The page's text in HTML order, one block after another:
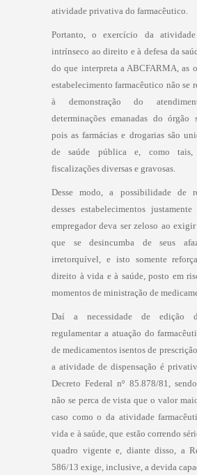
atividade privativa do farmacêutico.
Portanto, o exercício da
intrínseco ao direito e à defesa da
do que interpreta a ABCFARMA, as
estabelecimento farmacêutico não se
à demonstração do
determinações emanadas do órgão
pois as farmácias e drogarias são
de saúde pública e, como
fiscalizações diversas e gravosas.
Desse modo, a possibilidade de
desses estabelecimentos
empregador deva ser zeloso ao
que se desincumba de seus
irretorquível, e isto somente
direito à vida e à saúde, posto em
momentos de ministração de
Daí a necessidade de edição
regulamentar a atuação do
de medicamentos isentos de
a atividade de dispensação é
Decreto Federal nº 85.878/81,
não se perca de vista que o valor
caso como o da atividade
vida e à saúde, que estão correndo
quadro vigente e, diante disso, a
586/13 exige, inclusive, a devida